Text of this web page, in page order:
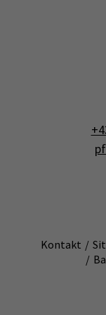
Kontakt